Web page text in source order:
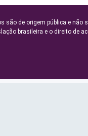
são de origem pública e não
brasileira e o direito de